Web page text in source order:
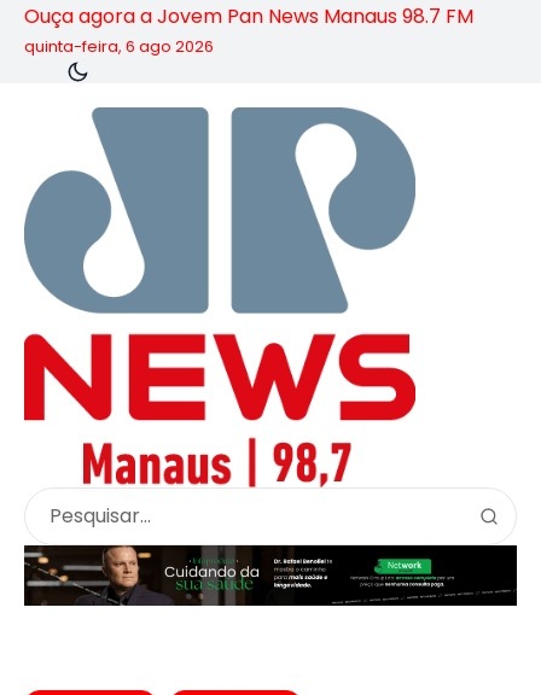
Ouça agora a Jovem Pan News Manaus 98.7 FM
quinta-feira, 6 ago 2026